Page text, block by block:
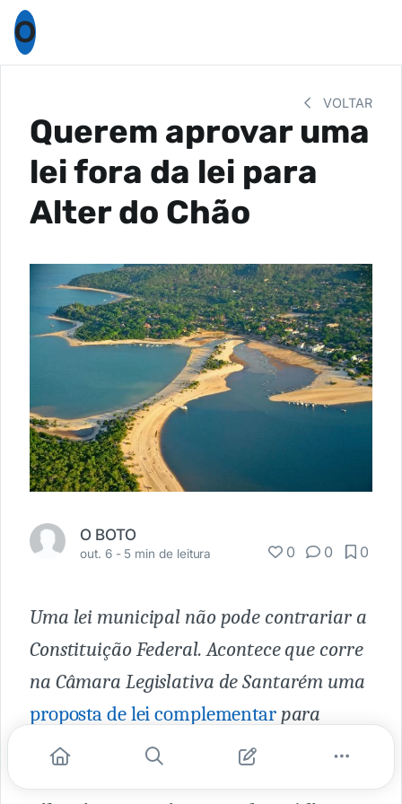
O
VOLTAR
Querem aprovar uma
lei fora da lei para
Alter do Chão
O BOTO
out. 6 - 5 min de leitura 0 0 0
Uma lei municipal não pode contrariar a
Constituição Federal. Acontece que corre
na Câmara Legislativa de Santarém uma
proposta de lei complementarpara
modificar o parcelamento, uso e